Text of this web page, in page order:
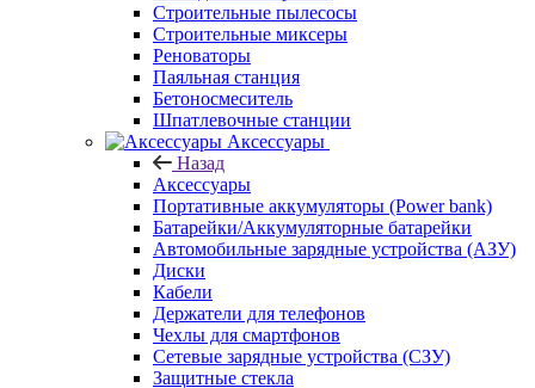
Строительные пылесосы
Строительные миксеры
Реноваторы
Паяльная станция
Бетоносмеситель
Шпатлевочные станции
Аксессуары
Назад
Аксессуары
Портативные аккумуляторы (Power bank)
Батарейки/Аккумуляторные батарейки
Автомобильные зарядные устройства (АЗУ)
Диски
Кабели
Держатели для телефонов
Чехлы для смартфонов
Сетевые зарядные устройства (СЗУ)
Защитные стекла